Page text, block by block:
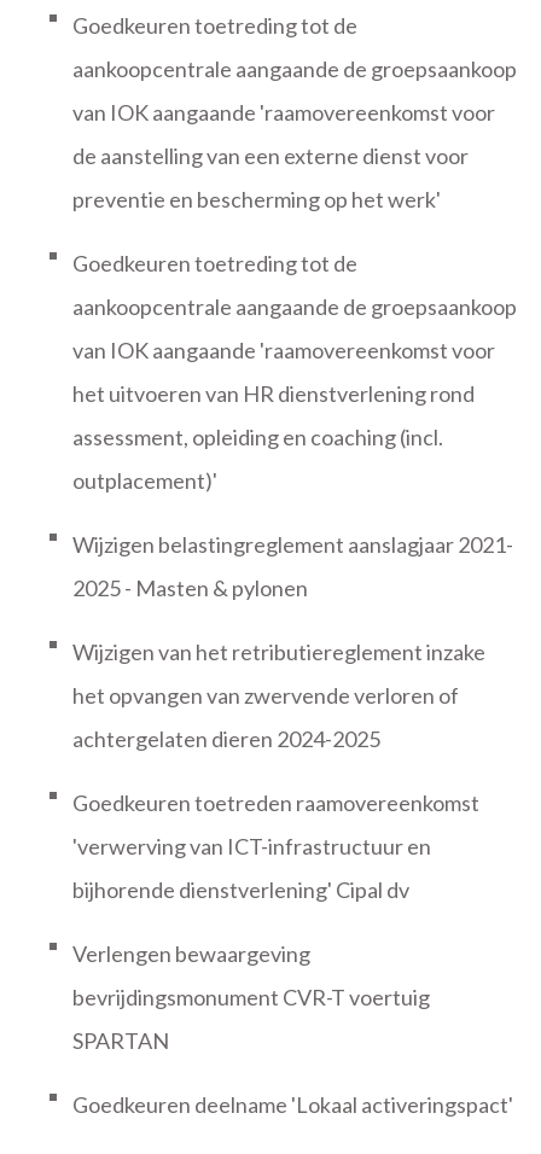
Goedkeuren toetreding tot de
aankoopcentrale aangaande de groepsaankoop
van IOK aangaande 'raamovereenkomst voor
de aanstelling van een externe dienst voor
preventie en bescherming op het werk'
Goedkeuren toetreding tot de
aankoopcentrale aangaande de groepsaankoop
van IOK aangaande 'raamovereenkomst voor
het uitvoeren van HR dienstverlening rond
assessment, opleiding en coaching (incl.
outplacement)'
Wijzigen belastingreglement aanslagjaar 2021-
2025 - Masten & pylonen
Wijzigen van het retributiereglement inzake
het opvangen van zwervende verloren of
achtergelaten dieren 2024-2025
Goedkeuren toetreden raamovereenkomst
'verwerving van ICT-infrastructuur en
bijhorende dienstverlening' Cipal dv
Verlengen bewaargeving
bevrijdingsmonument CVR-T voertuig
SPARTAN
Goedkeuren deelname 'Lokaal activeringspact'